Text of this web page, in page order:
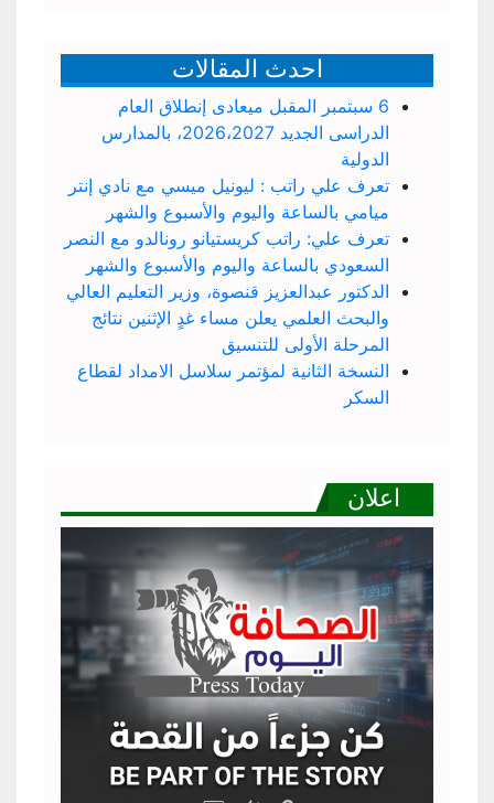
احدث المقالات
6 سبتمبر المقبل ميعادى إنطلاق العام
الدراسى الجديد 2026،2027، بالمدارس
الدولية
تعرف علي راتب : ليونيل ميسي مع نادي إنتر
ميامي بالساعة واليوم والأسبوع والشهر
تعرف علي: راتب كريستيانو رونالدو مع النصر
السعودي بالساعة واليوم والأسبوع والشهر
الدكتور عبدالعزيز قنصوة، وزير التعليم العالي
والبحث العلمي يعلن مساء غدٍ الإثنين نتائج
المرحلة الأولى للتنسيق
النسخة الثانية لمؤتمر سلاسل الامداد لقطاع
السكر
اعلان